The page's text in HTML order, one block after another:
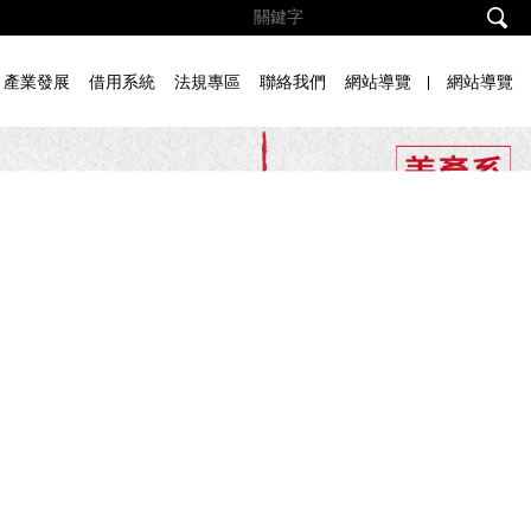
產業發展 借用系統 法規專區 聯絡我們 網站導覽 網站導覽